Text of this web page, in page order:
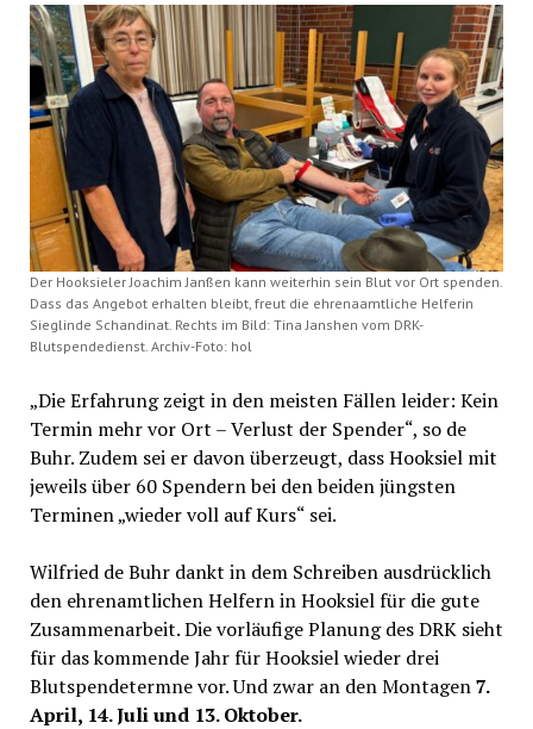
Der Hooksieler Joachim Janßen kann weiterhin sein Blut vor Ort spenden.
Dass das Angebot erhalten bleibt, freut die ehrenaamtliche Helferin
Sieglinde Schandinat. Rechts im Bild: Tina Janshen vom DRK-
Blutspendedienst. Archiv-Foto: hol
„Die Erfahrung zeigt in den meisten Fällen leider: Kein
Termin mehr vor Ort – Verlust der Spender“, so de
Buhr. Zudem sei er davon überzeugt, dass Hooksiel mit
jeweils über 60 Spendern bei den beiden jüngsten
Terminen „wieder voll auf Kurs“ sei.
Wilfried de Buhr dankt in dem Schreiben ausdrücklich
den ehrenamtlichen Helfern in Hooksiel für die gute
Zusammenarbeit. Die vorläufige Planung des DRK sieht
für das kommende Jahr für Hooksiel wieder drei
Blutspendetermne vor. Und zwar an den Montagen7.
April, 14. Juli und 13. Oktober.